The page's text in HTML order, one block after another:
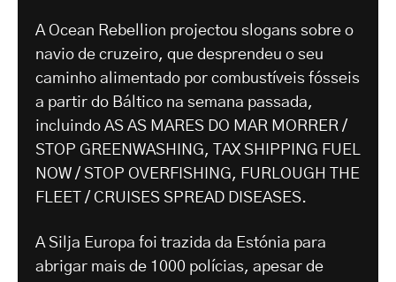
A Ocean Rebellion projectou slogans sobre o
navio de cruzeiro, que desprendeu o seu
caminho alimentado por combustíveis fósseis
a partir do Báltico na semana passada,
incluindo AS AS MARES DO MAR MORRER /
STOP GREENWASHING, TAX SHIPPING FUEL
NOW / STOP OVERFISHING, FURLOUGH THE
FLEET / CRUISES SPREAD DISEASES.
A Silja Europa foi trazida da Estónia para
abrigar mais de 1000 polícias, apesar de